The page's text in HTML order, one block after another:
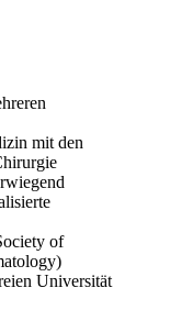
mit den
of
Universität